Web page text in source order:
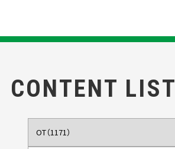
CONTENT LIST